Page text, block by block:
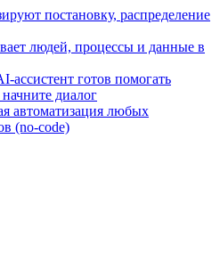
постановку, распределение
людей, процессы и данные в
ассистент готов помогать
диалог
автоматизация любых
(no-code)